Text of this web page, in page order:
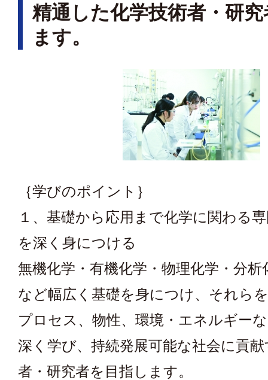
精通した化学技術者・研
ます。
｛学びのポイント｝
１、基礎から応用まで化学に関わる
を深く身につける
無機化学・有機化学・物理化学・分析
など幅広く基礎を身につけ、それら
プロセス、物性、環境・エネルギー
深く学び、持続発展可能な社会に貢
者・研究者を目指します。